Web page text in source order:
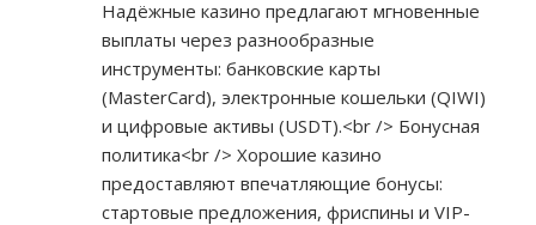
Надёжные казино предлагают мгновенные
выплаты через разнообразные
инструменты: банковские карты
(MasterCard), электронные кошельки (QIWI)
и цифровые активы (USDT).<br /> Бонусная
политика<br /> Хорошие казино
предоставляют впечатляющие бонусы:
стартовые предложения, фриспины и VIP-